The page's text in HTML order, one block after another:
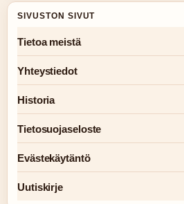
SIVUSTON SIVUT
Tietoa meistä
Yhteystiedot
Historia
Tietosuojaseloste
Evästekäytäntö
Uutiskirje